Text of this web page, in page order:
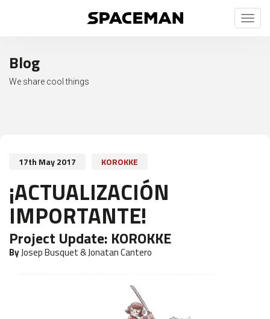
Toggle
Blog
We share cool things
17th May 2017 KOROKKE
¡ACTUALIZACIÓN
IMPORTANTE!
Project Update: KOROKKE
ByJosep Busquet & Jonatan Cantero